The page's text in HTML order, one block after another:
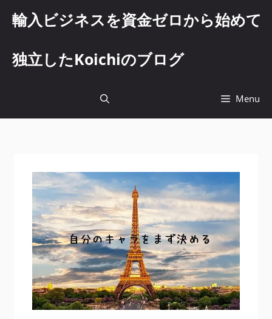
輸入ビジネスを資金ゼロから始めて
独立したKoichiのブログ
Menu